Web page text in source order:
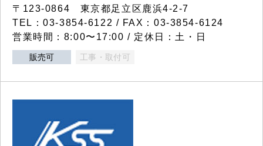
〒123-0864 東京都足立区鹿浜4-2-7
TEL：03-3854-6122 / FAX：03-3854-6124
営業時間：8:00〜17:00 / 定休日：土・日
販売可 工事・取付可